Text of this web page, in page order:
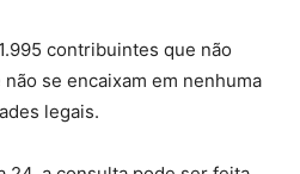
contribuintes que não
se encaixam em nenhuma
legais.